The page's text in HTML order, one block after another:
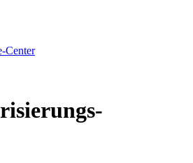
Center